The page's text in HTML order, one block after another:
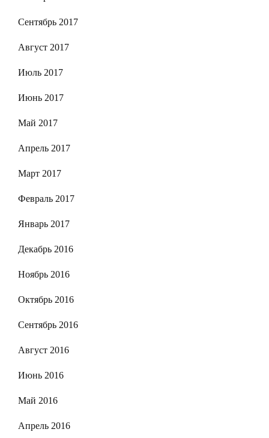
Сентябрь 2017
Август 2017
Июль 2017
Июнь 2017
Май 2017
Апрель 2017
Март 2017
Февраль 2017
Январь 2017
Декабрь 2016
Ноябрь 2016
Октябрь 2016
Сентябрь 2016
Август 2016
Июнь 2016
Май 2016
Апрель 2016